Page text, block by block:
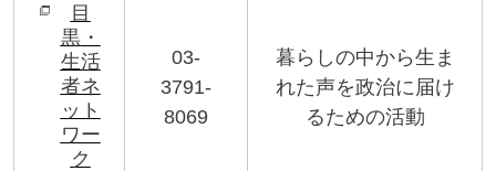
目
黒・
生活
者ネ
ット
ワー
ク
03-
3791-
8069
暮らしの中から生ま
れた声を政治に届け
るための活動